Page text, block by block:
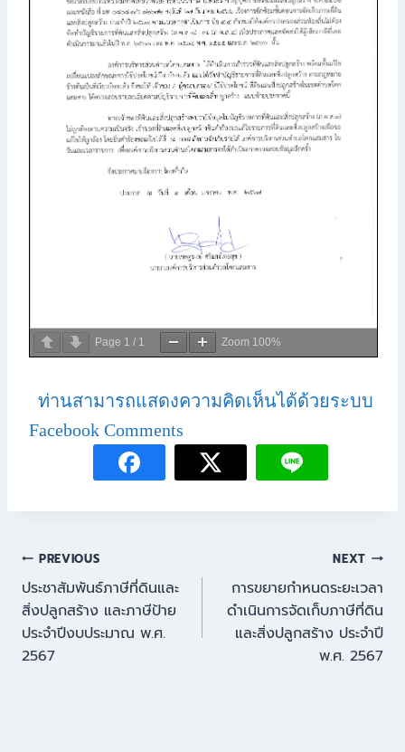
Page 1 / 1 Zoom 100%
ท่านสามารถแสดงความคิดเห็นได้ด้วยระบบ
Facebook Comments
PREVIOUS
ประชาสัมพันธ์ภาษีที่ดินและ
สิ่งปลูกสร้าง และภาษีป้าย
ประจำปีงบประมาณ พ.ศ.
2567
NEXT
การขยายกำหนดระยะเวลา
ดำเนินการจัดเก็บภาษีที่ดิน
และสิ่งปลูกสร้าง ประจำปี
พ.ศ. 2567